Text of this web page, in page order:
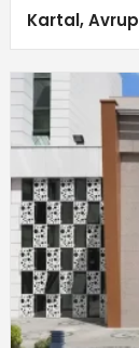
Kartal,